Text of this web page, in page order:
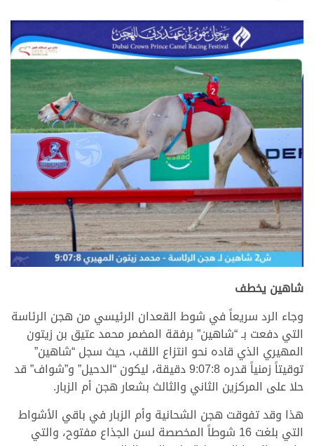
.
شاهين يخطف
وجاء الرد سريعاً في شوط القعدان الرئيسي من هجن الرئاسة
التي دفعت بـ “شاهين” برفقة المضمر محمد عتيق بن زيتون
المهيري الذي قاده نحو انتزاع اللقب، حيث سجل “شاهين”
توقيتاً زمنياً قدره 9:07:8 دقيقة، ليكون “الدحيل” و”شواف” قد
حلا على المركزين الثاني والثالث بشعار هجن أم الزبار.
هذا وقد تفوقت هجن الشحانية وأم الزبار في باقي الأشواط
التي بلغت 16 شوطاً المخصصة لسن الجذاع مفتوح، والتي